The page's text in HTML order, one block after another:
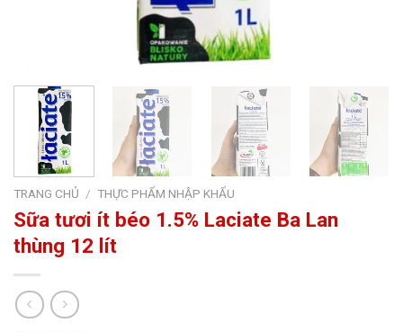
TRANG CHỦ / THỰC PHẨM NHẬP KHẨU
Sữa tươi ít béo 1.5% Laciate Ba Lan
thùng 12 lít